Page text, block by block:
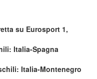
su Eurosport 1,
Italia-Spagna
Italia-Montenegro